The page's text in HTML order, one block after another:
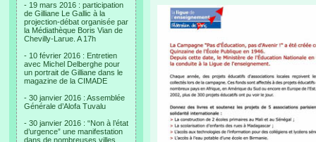
- 19 mars 2016 : participation
de Gilliane Le Gallic à la
projection-débat organisée par
la Médiathèque Boris Vian de
Chevilly-Larue. A 17h
- 10 février 2016 : Entretien
avec Michel Delberghe pour
un portrait de Gilliane dans le
magazine de la CIMADE
- 30 janvier 2016 : Assemblée
Générale d’Alofa Tuvalu
- 30 janvier 2016 : “Non à l’état
d’urgence” une manifestation
dans de nombreuses villes